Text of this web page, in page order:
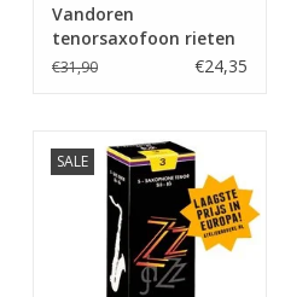
Vandoren
tenorsaxofoon rieten
Java
€31,90 €24,35
SALE